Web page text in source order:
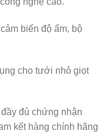
biến độ ẩm, bộ
cho tưới nhỏ giọt
đủ chứng nhận
kết hàng chính hãng